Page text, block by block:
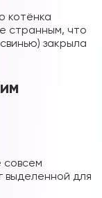
котёнка
странным, что
закрыла
совсем
выделенной для